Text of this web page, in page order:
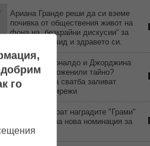
Ариана Гранде реши да си вземе
почивка от обществения живот на
фона на „безкрайни дискусии“ за
външния си вид и здравето си.
Кристиано Роналдо и Джорджина
Родригес се оженили тайно?
Слуховете за сватба заливат
социалните мрежи
BTS бойкотират наградите "Грами"
заради спорна нова номинация за
азиатски поп
го